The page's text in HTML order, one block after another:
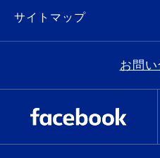
サイトマップ
お問